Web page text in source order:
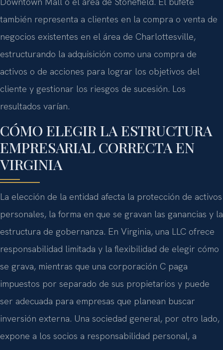
también representa a clientes en la compra o venta de
negocios existentes en el área de Charlottesville,
estructurando la adquisición como una compra de
activos o de acciones para lograr los objetivos del
cliente y gestionar los riesgos de sucesión. Los
resultados varían.
CÓMO ELEGIR LA ESTRUCTURA
EMPRESARIAL CORRECTA EN
VIRGINIA
La elección de la entidad afecta la protección de activos
personales, la forma en que se gravan las ganancias y la
estructura de gobernanza. En Virginia, una LLC ofrece
responsabilidad limitada y la flexibilidad de elegir cómo
se grava, mientras que una corporación C paga
impuestos por separado de sus propietarios y puede
ser adecuada para empresas que planean buscar
inversión externa. Una sociedad general, por otro lado,
expone a los socios a responsabilidad personal, a